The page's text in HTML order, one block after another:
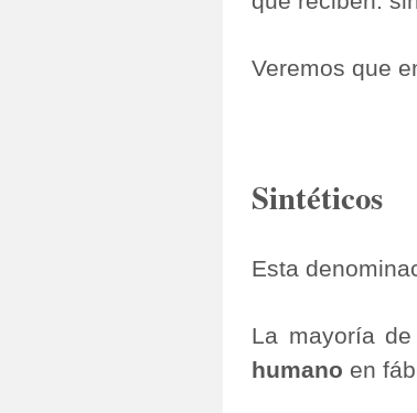
Veremos que
Sintéticos
Esta
La mayoría
humano en